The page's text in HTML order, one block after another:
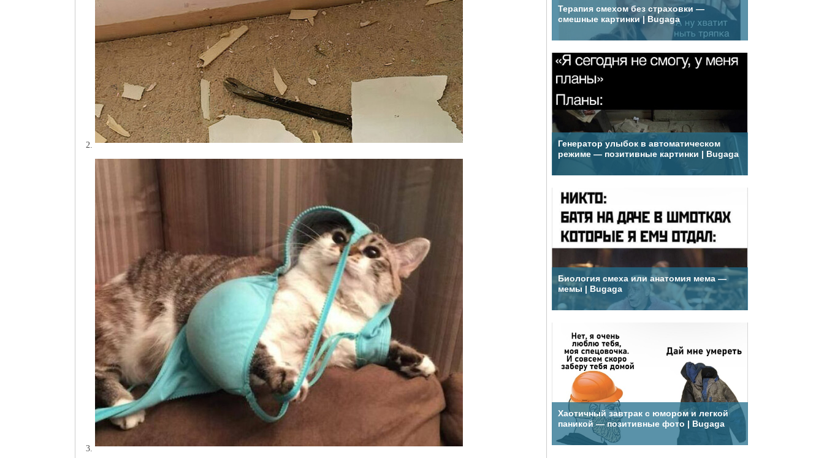
Терапия смехом без страховки —
смешные картинки | Bugaga
Генератор улыбок в автоматическом
режиме — позитивные картинки | Bugaga
Биология смеха или анатомия мема —
мемы | Bugaga
Хаотичный завтрак с юмором и легкой
паникой — позитивные фото | Bugaga